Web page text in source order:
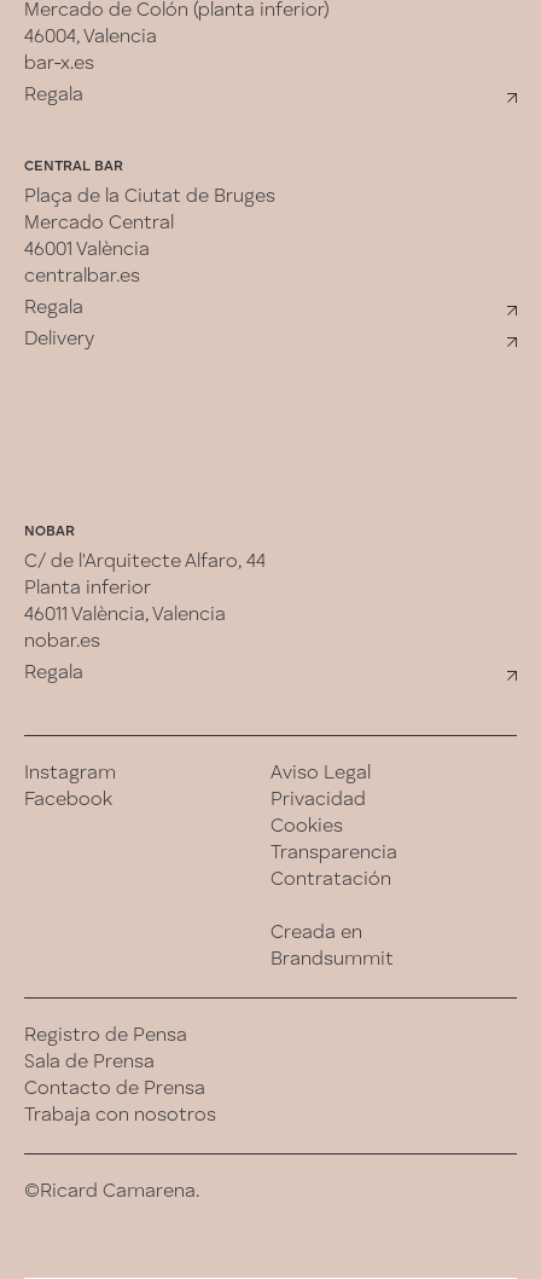
Mercado de Colón (planta inferior)
46004, Valencia
bar-x.es
Regala
CENTRAL BAR
Plaça de la Ciutat de Bruges
Mercado Central
46001 València
centralbar.es
Regala
Delivery
NOBAR
C/ de l'Arquitecte Alfaro, 44
Planta inferior
46011 València, Valencia
nobar.es
Regala
Instagram
Facebook
Aviso Legal
Privacidad
Cookies
Transparencia
Contratación
Creada en
Brandsummit
Registro de Pensa
Sala de Prensa
Contacto de Prensa
Trabaja con nosotros
©Ricard Camarena.